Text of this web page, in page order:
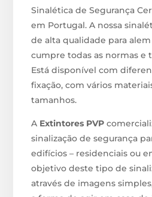
Sinalética de Segurança
em Portugal. A nossa
de alta qualidade para
cumpre todas as normas e
Está disponível com
fixação, com vários
tamanhos.
A Extintores PVP
sinalização de segurança
edifícios – residenciais ou
objetivo deste tipo de
através de imagens